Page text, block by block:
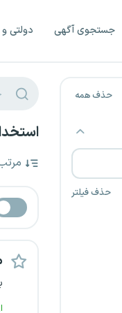
جستجوی آگهی دولتی
حذف همه
حذف فیلتر